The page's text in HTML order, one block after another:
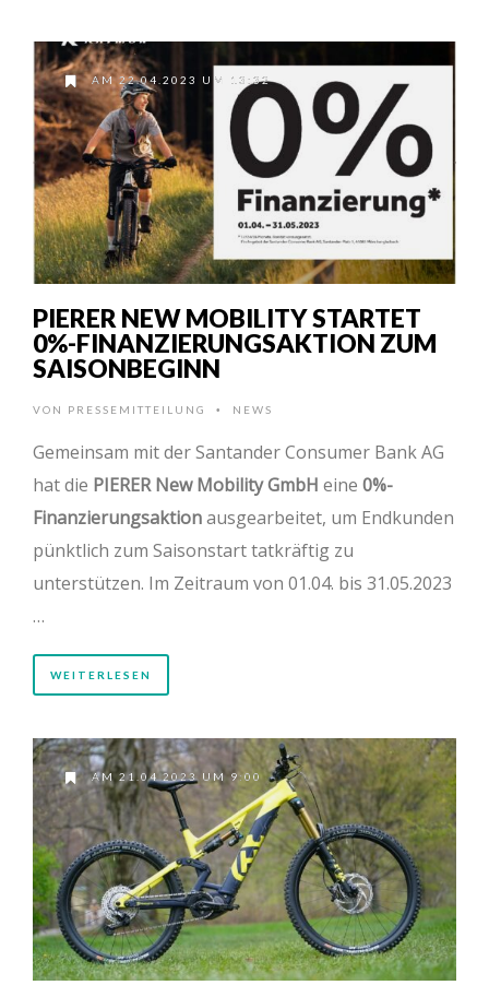
AM 22.04.2023 UM 13:32
PIERER NEW MOBILITY STARTET
0%-FINANZIERUNGSAKTION ZUM
SAISONBEGINN
VON PRESSEMITTEILUNG • NEWS
Gemeinsam mit der Santander Consumer Bank AG
hat die PIERER New Mobility GmbH eine 0%-
Finanzierungsaktionausgearbeitet, um Endkunden
pünktlich zum Saisonstart tatkräftig zu
unterstützen. Im Zeitraum von 01.04. bis 31.05.2023
…
WEITERLESEN
AM 21.04.2023 UM 9:00